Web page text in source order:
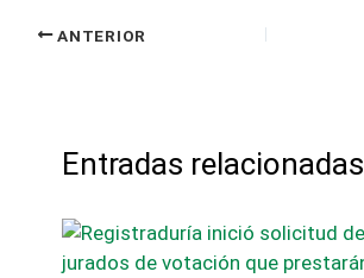
ANTERIOR
Entradas relacionadas